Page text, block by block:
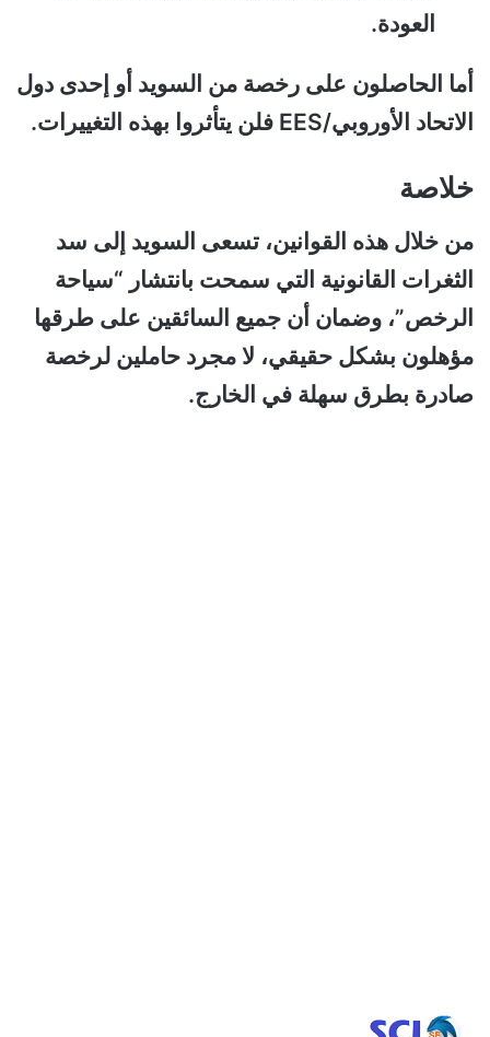
العودة.
أما الحاصلون على رخصة من السويد أو إحدى دول
الاتحاد الأوروبي/EES فلن يتأثروا بهذه التغييرات.
خلاصة
من خلال هذه القوانين، تسعى السويد إلى سد
الثغرات القانونية التي سمحت بانتشار “سياحة
الرخص”، وضمان أن جميع السائقين على طرقها
مؤهلون بشكل حقيقي، لا مجرد حاملين لرخصة
صادرة بطرق سهلة في الخارج.